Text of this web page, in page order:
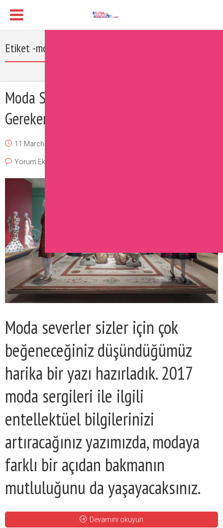
Etiket -moda sergileri
Moda Severlerin Mutlaka Gitmesi
Gereken 2017 Moda Sergileri
11 March 2017
Yorum Ekle
Moda severler sizler için çok
beğeneceğiniz düşündüğümüz
harika bir yazı hazırladık. 2017
moda sergileri ile ilgili
entellektüel bilgilerinizi
artıracağınız yazımızda, modaya
farklı bir açıdan bakmanın
mutluluğunu da yaşayacaksınız.
Devamını okuyun